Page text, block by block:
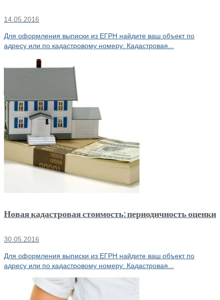
14.05.2016
Для оформления выписки из ЕГРН найдите ваш объект по
адресу или по кадастровому номеру: Кадастровая...
Новая кадастровая стоимость: периодичность оценки
30.05.2016
Для оформления выписки из ЕГРН найдите ваш объект по
адресу или по кадастровому номеру: Кадастровая...